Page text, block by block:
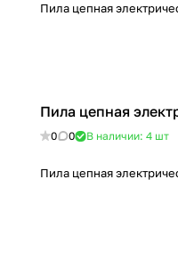
Пила цепная
Пила цепная
0 0 В наличии: 4 шт
Пила цепная